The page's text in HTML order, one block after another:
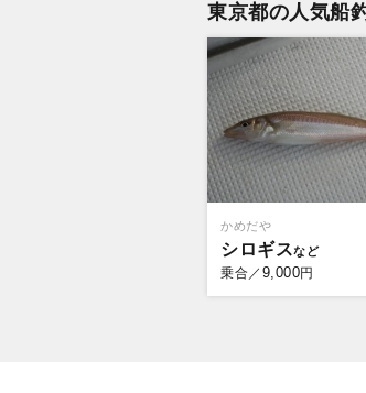
東京都の人気船
かめだや
シロギス
乗合／ 9,000円